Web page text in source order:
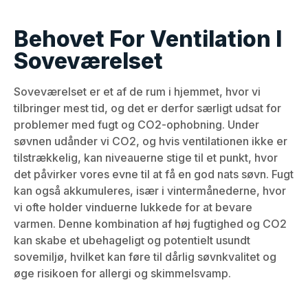
Behovet For Ventilation I
Soveværelset
Soveværelset er et af de rum i hjemmet, hvor vi
tilbringer mest tid, og det er derfor særligt udsat for
problemer med fugt og CO2-ophobning. Under
søvnen udånder vi CO2, og hvis ventilationen ikke er
tilstrækkelig, kan niveauerne stige til et punkt, hvor
det påvirker vores evne til at få en god nats søvn. Fugt
kan også akkumuleres, især i vintermånederne, hvor
vi ofte holder vinduerne lukkede for at bevare
varmen. Denne kombination af høj fugtighed og CO2
kan skabe et ubehageligt og potentielt usundt
sovemiljø, hvilket kan føre til dårlig søvnkvalitet og
øge risikoen for allergi og skimmelsvamp.